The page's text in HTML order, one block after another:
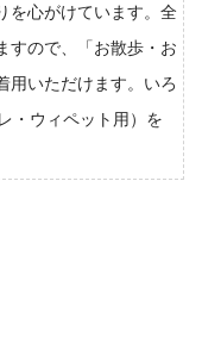
を心がけています。全
すので、「お散歩・お
用いただけます。いろ
・ウィペット用）を